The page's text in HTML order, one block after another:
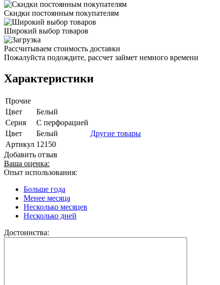
Скидки постоянным покупателям
Широкий выбор товаров
Рассчитываем стоимость доставки
Пожалуйста подождите, рассчет займет немного времени
Характеристики
Прочие
Цвет
Белый
Серия
С перфорацией
Цвет
Белый
Другие товары
Артикул 12150
Добавить отзыв
Ваша оценка:
Опыт использования:
Больше года
Менее месяца
Несколько месяцев
Несколько дней
Достоинства: